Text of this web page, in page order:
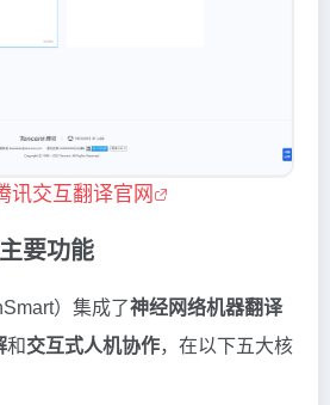
讯交互翻译官网
要功能
）集成了神经网络机器翻译
和交互式人机协作，在以下五大核